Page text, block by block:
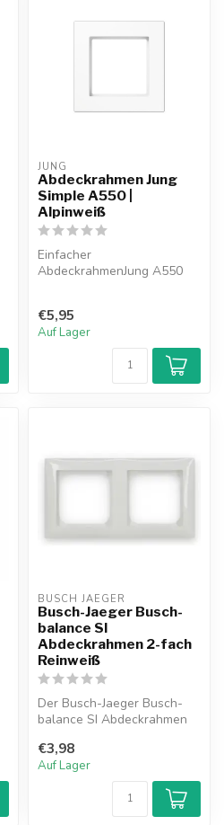
JUNG
Abdeckrahmen Jung
Simple A550 |
Alpinweiß
Einfacher
AbdeckrahmenJung A550
€5,95
Auf Lager
BUSCH JAEGER
Busch-Jaeger Busch-
balance SI
Abdeckrahmen 2-fach
Reinweiß
Der Busch-Jaeger Busch-
balance SI Abdeckrahmen
klare ...
€3,98
Auf Lager